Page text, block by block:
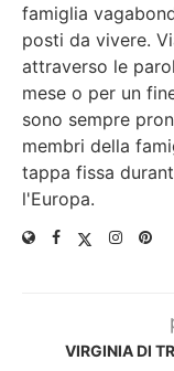
famiglia
posti da vivere.
attraverso le
mese o per un
sono sempre
membri della
tappa fissa
l'Europa.
VIRGINIA DI